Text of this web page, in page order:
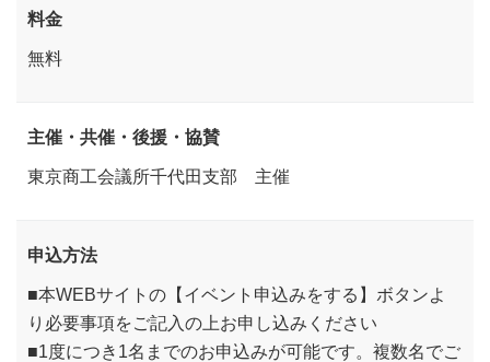
料金
無料
主催・共催・後援・協賛
東京商工会議所千代田支部 主催
申込方法
■本WEBサイトの【イベント申込みをする】ボタンよ
り必要事項をご記入の上お申し込みください
■1度につき1名までのお申込みが可能です。複数名でご